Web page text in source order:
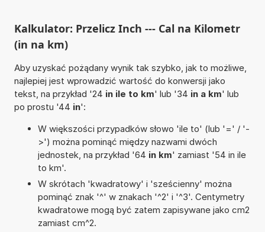
Kalkulator: Przelicz Inch --- Cal na Kilometr
(in na km)
Aby uzyskać pożądany wynik tak szybko, jak to możliwe,
najlepiej jest wprowadzić wartość do konwersji jako
tekst, na przykład '24 in ile to km' lub '34 in a km' lub
po prostu '44 in':
W większości przypadków słowo 'ile to' (lub '=' / '-
>') można pominąć między nazwami dwóch
jednostek, na przykład '64 in km' zamiast '54 in ile
to km'.
W skrótach 'kwadratowy' i 'sześcienny' można
pominąć znak '^' w znakach '^2' i '^3'. Centymetry
kwadratowe mogą być zatem zapisywane jako cm2
zamiast cm^2.